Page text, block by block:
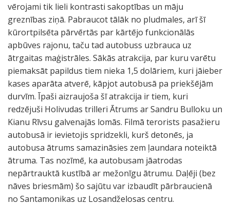
vērojami tik lieli kontrasti sakoptības un māju
greznības ziņā. Pabraucot tālāk no pludmales, arī šī
kūrortpilsēta pārvērtās par kārtējo funkcionālās
apbūves rajonu, taču tad autobuss uzbrauca uz
ātrgaitas maģistrāles. Sākās atrakcija, par kuru varētu
piemaksāt papildus tiem nieka 1,5 dolāriem, kuri jāieber
kases aparāta atverē, kāpjot autobusā pa priekšējām
durvīm. Īpaši aizraujoša šī atrakcija ir tiem, kuri
redzējuši Holivudas trilleri Ātrums ar Sandru Bulloku un
Kianu Rīvsu galvenajās lomās. Filmā terorists pasažieru
autobusā ir ievietojis spridzekli, kurš detonēs, ja
autobusa ātrums samazināsies zem ļaundara noteiktā
ātruma. Tas nozīmē, ka autobusam jāatrodas
nepārtrauktā kustībā ar mežonīgu ātrumu. Daļēji (bez
nāves briesmām) šo sajūtu var izbaudīt pārbraucienā
no Santamonikas uz Losandželosas centru.